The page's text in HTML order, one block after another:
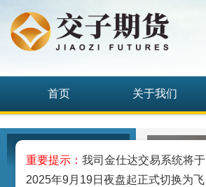
首页 关于我们
重要提示： 我司金仕达交易系统将于
2025年9月19日夜盘起正式切换为飞